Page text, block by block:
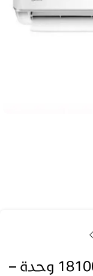
مكيف ميديا سبليت إليت 18100 وحدة –